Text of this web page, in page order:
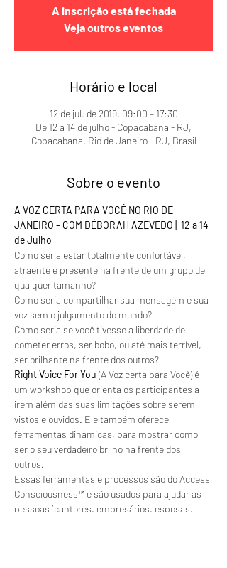
A inscrição está fechada
Veja outros eventos
Horário e local
12 de jul. de 2019, 09:00 – 17:30
De 12 a 14 de julho - Copacabana - RJ,
Copacabana, Rio de Janeiro - RJ, Brasil
Sobre o evento
A VOZ CERTA PARA VOCÊ NO RIO DE
JANEIRO - COM DÉBORAH AZEVEDO |  12 a 14
de Julho
Como seria estar totalmente confortável,
atraente e presente na frente de um grupo de
qualquer tamanho?
Como seria compartilhar sua mensagem e sua
voz sem o julgamento do mundo?
Como seria se você tivesse a liberdade de
cometer erros, ser bobo, ou até mais terrível,
ser brilhante na frente dos outros?
Right Voice For You (A Voz certa para Você) é
um workshop que orienta os participantes a
irem além das suas limitações sobre serem
vistos e ouvidos. Ele também oferece
ferramentas dinâmicas, para mostrar como
ser o seu verdadeiro brilho na frente dos
outros.
Essas ferramentas e processos são do Access
Consciousness™ e são usados para ajudar as
pessoas (cantores, empresários, esposas,